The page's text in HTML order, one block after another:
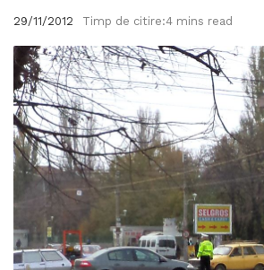
29/11/2012 Timp de citire:4 mins read